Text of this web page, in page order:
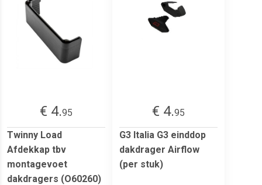
€ 4.95
Twinny Load
Afdekkap tbv
montagevoet
dakdragers (O60260)
€ 4.95
G3 Italia G3 einddop
dakdrager Airflow
(per stuk)